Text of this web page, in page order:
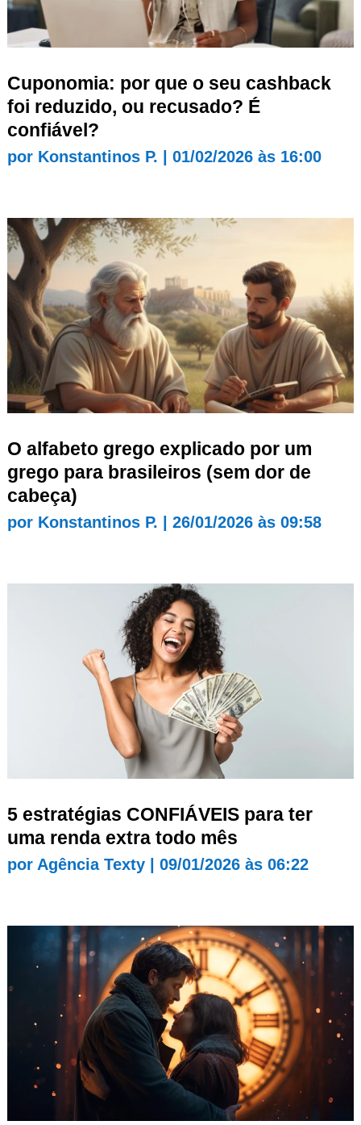
Cuponomia: por que o seu cashback
foi reduzido, ou recusado? É
confiável?
por Konstantinos P. 01/02/2026 às 16:00
O alfabeto grego explicado por um
grego para brasileiros (sem dor de
cabeça)
por Konstantinos P. 26/01/2026 às 09:58
5 estratégias CONFIÁVEIS para ter
uma renda extra todo mês
por Agência Texty| 09/01/2026 às 06:22